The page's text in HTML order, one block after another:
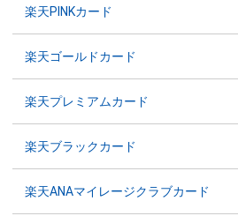
楽天PINKカード
楽天ゴールドカード
楽天プレミアムカード
楽天ブラックカード
楽天ANAマイレージクラブカード